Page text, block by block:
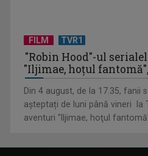
FILM TVR1
"Robin Hood"-ul
"Iljimae, hoţul
Din 4 august, de la 17.35, fanii
așteptați de luni până vineri la
aventuri "Iljimae, hoţul